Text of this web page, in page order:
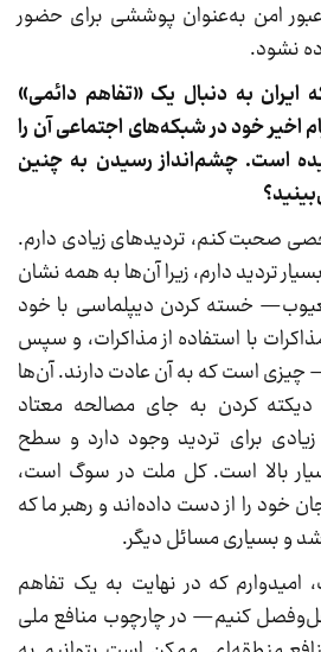
عبور امن به‌عنوان پوششی برای حضور
نشود.
ایران به دنبال یک «تفاهم دائمی»
اخیر خود در شبکه‌های اجتماعی آن را
است. چشم‌انداز رسیدن به چنین
صحبت کنم، تردیدهای زیادی دارم.
تردید دارم، زیرا آن‌ها به همه نشان
خسته کردن دیپلماسی با خود
با استفاده از مذاکرات، و سپس
چیزی است که به آن عادت دارند. آن‌ها
دیکته کردن به جای مصالحه معتاد
زیادی برای تردید وجود دارد و سطح
بالا است. کل ملت در سوگ است،
خود را از دست داده‌اند و رهبر ما که
و بسیاری مسائل دیگر.
امیدوارم که در نهایت به یک تفاهم
کنیم— در چارچوب منافع ملی